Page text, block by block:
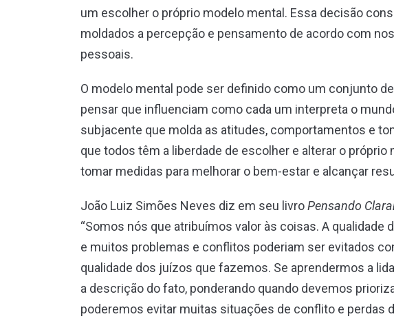
um escolher o próprio modelo mental. Essa decisão
moldados a percepção e pensamento de acordo com
pessoais.
O modelo mental pode ser definido como um conjunto
pensar que influenciam como cada um interpreta o
subjacente que molda as atitudes, comportamentos e
que todos têm a liberdade de escolher e alterar o próprio
tomar medidas para melhorar o bem-estar e alcançar
João Luiz Simões Neves diz em seu livroPensando
“Somos nós que atribuímos valor às coisas. A qualidade
e muitos problemas e conflitos poderiam ser evitados
qualidade dos juízos que fazemos. Se aprendermos a
a descrição do fato, ponderando quando devemos
poderemos evitar muitas situações de conflito e perdas